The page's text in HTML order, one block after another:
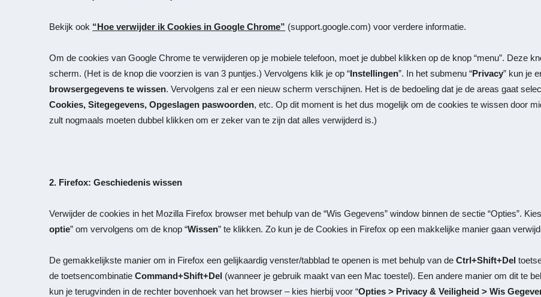
Bekijk ook “Hoe verwijder ik Cookies in Google Chrome” (support.google.com) voor verdere informatie.
Om de cookies van Google Chrome te verwijderen op je mobiele telefoon, moet je dubbel klikken op de knop “menu”. Deze
scherm. (Het is de knop die voorzien is van 3 puntjes.) Vervolgens klik je op “Instellingen”. In het submenu “Privacy” kun je
browsergegevens te wissen. Vervolgens zal er een nieuw scherm verschijnen. Het is de bedoeling dat je de areas gaat
Cookies, Sitegegevens, Opgeslagen paswoorden, etc. Op dit moment is het dus mogelijk om de cookies te wissen door
zult nogmaals moeten dubbel klikken om er zeker van te zijn dat alles verwijderd is.)
2. Firefox: Geschiedenis wissen
Verwijder de cookies in het Mozilla Firefox browser met behulp van de “Wis Gegevens” window binnen de sectie “Opties”.
optie” om vervolgens om de knop “Wissen” te klikken. Zo kun je de Cookies in Firefox op een makkelijke manier gaan
De gemakkelijkste manier om in Firefox een gelijkaardig venster/tabblad te openen is met behulp van deCtrl+Shift+Del
de toetsencombinatieCommand+Shift+Del (wanneer je gebruik maakt van een Mac toestel). Een andere manier om dit te
kun je terugvinden in de rechter bovenhoek van het browser – kies hierbij voor “Opties > Privacy & Veiligheid > Wis